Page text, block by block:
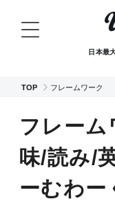
日本最
TOP フレームワーク
フレーム
味/読み/
ーむわー